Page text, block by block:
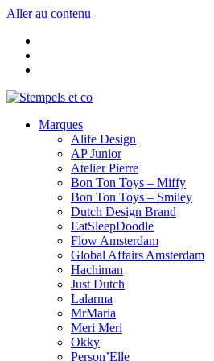
Aller au contenu
Marques
Alife Design
AP Junior
Atelier Pierre
Bon Ton Toys – Miffy
Bon Ton Toys – Smiley
Dutch Design Brand
EatSleepDoodle
Flow Amsterdam
Global Affairs Amsterdam
Hachiman
Just Dutch
Lalarma
MrMaria
Meri Meri
Okky
Person’Elle